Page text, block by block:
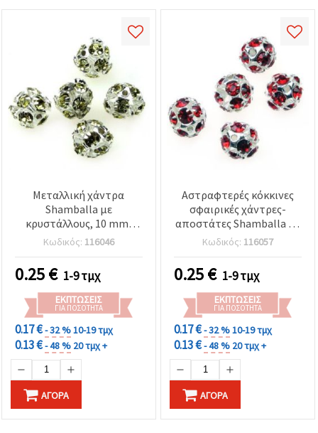
Μεταλλική χάντρα
Shamballa με
κρυστάλλους, 10 mm,
οπής 1,5 mm, σαμπανί
χρυσό χρώμα
Κωδικός: 116046
0.25€ 1-9 τμχ
ΕΚΠΤΏΣΕΙΣ
ΓΙΑ ΠΟΣΌΤΗΤΑ
0.17 €- 32 %10-19 τμχ
0.13 €- 48 % 20 τμχ +
ΑΓΟΡΆ
Αστραφτερές κόκκινες
σφαιρικές χάντρες-
αποστάτες Shamballa με
στρας, 10 mm, τρύπα 1,5
mm, μεταλλική βάση σε
ασημί τόνο, χρώμα
ασημί/κόκκινο
Κωδικός: 116057
0.25€ 1-9 τμχ
ΕΚΠΤΏΣΕΙΣ
ΓΙΑ ΠΟΣΌΤΗΤΑ
0.17 €- 32 %10-19 τμχ
0.13 €- 48 % 20 τμχ +
ΑΓΟΡΆ